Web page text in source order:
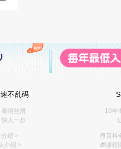
不乱码
得丝滑
快人一步
介绍 >
介绍 >
10年
📕百科
🎁课程